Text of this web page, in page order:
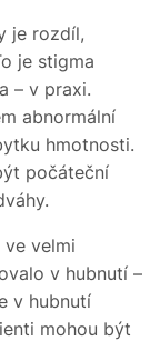
je rozdíl,
je stigma
– v praxi.
abnormální
hmotnosti.
počáteční
velmi
v hubnutí –
v hubnutí
mohou být